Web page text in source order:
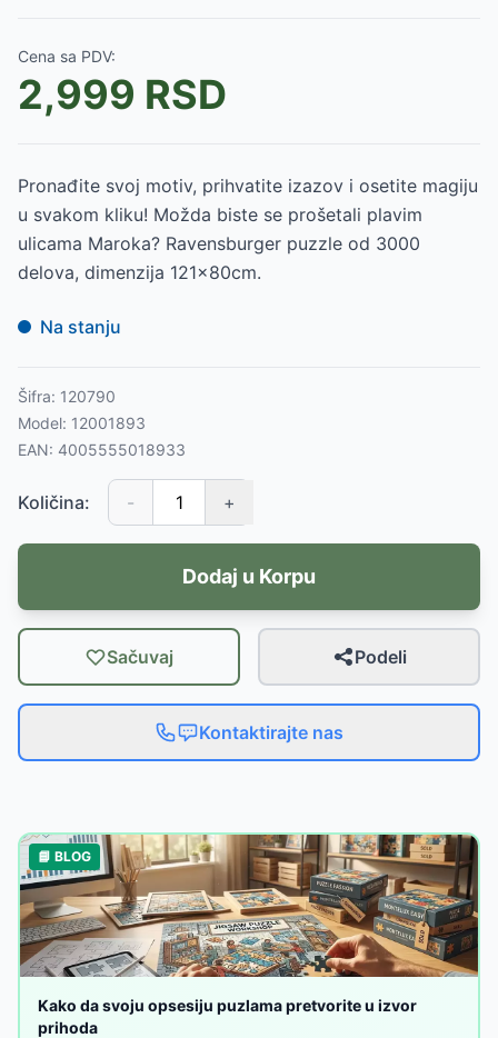
Cena sa PDV:
2,999 RSD
Pronađite svoj motiv, prihvatite izazov i osetite magiju
u svakom kliku! Možda biste se prošetali plavim
ulicama Maroka? Ravensburger puzzle od 3000
delova, dimenzija 121x80cm.
Na stanju
Šifra: 120790
Model: 12001893
EAN: 4005555018933
Količina: - +
Dodaj u Korpu
Sačuvaj Podeli
Kontaktirajte nas
📘 BLOG
Kako da svoju opsesiju puzlama pretvorite u izvor
prihoda